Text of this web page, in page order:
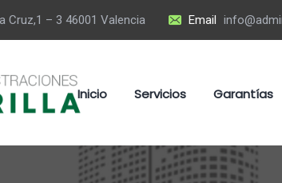
Cruz,1 – 3 46001 Valencia Email
Inicio Servicios Garantías